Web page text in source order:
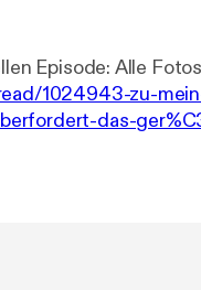
Links zur
1024943-zu-
das-